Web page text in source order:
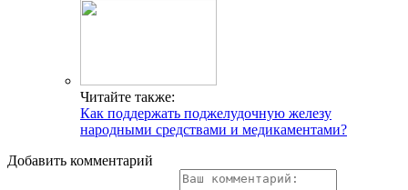
Читайте также:
Как поддержать поджелудочную железу
народными средствами и медикаментами?
Добавить комментарий